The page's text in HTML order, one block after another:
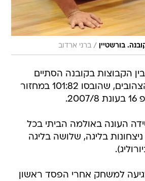
בורשטיין / ברני ארדוב
הקבוצות בקובנה הסתיים
במפח נפש עבור הצהובים, שהובסו 101:82 במחזור
8.
העונה באולמה הביתי בכל
בליגה, שלושה בליגה
למשחק אחרי הפסד ראשון